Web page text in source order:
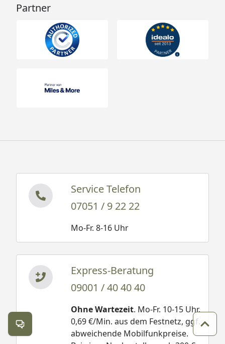
Partner
Service Telefon
07051 / 9 22 22
Mo-Fr. 8-16 Uhr
Express-Beratung
09001 / 40 40 40
Ohne Wartezeit. Mo-Fr. 10-15 Uhr.
0,69 €/Min. aus dem Festnetz, ggf.
abweichende Mobilfunkpreise.
Kontakt öffnen